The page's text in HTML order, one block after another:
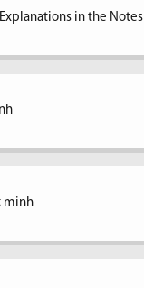
in the Notes
minh